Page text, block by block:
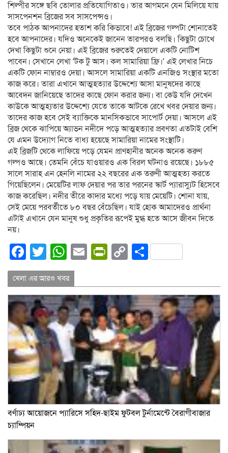
শিল্পীর সঙ্গে ছবি তোলার প্রতিযোগিতাও। তার আগমনে যেন মিলিয়ে যায়
সাসপেনশন ব্রিজের সব সাসপেন্সও।
তবে পাঠক আপনাদের হতাশ করি কিভাবে! এই ব্রিজের গল্পটা শোনাতেই
হবে আপনাদের। যদিও অনেকেই জানেন তারপরও বলছি। কিছুটা চোখে
দেখা কিছুটা শুনে নেয়া। এই ব্রিজের শুরুতেই দেয়ালে একটি নোটিশ
পাবেন। সেখানে লেখা ‘টক টু আস। কল সামারিয়া ফ্রি।’ এই লেখার নিচে
একটি ফোন নাম্বারও দেয়া। আসলে সামারিয়া একটি এনজিও সংস্থার মতো
কাজ করে। তারা এখানে আত্মহত্যার উদ্দেশ্যে আসা মানুষদের কাছে
আবেদন জানিয়েছে তাদের কাছে ফোন করার জন্য। বা কেউ যদি দেখেন
কাউকে আত্মহ্যতার উদ্দেশ্যে যেতে তাকে আটকে রেখে খবর দেয়ার জন্য।
তাদের কাজ হবে সেই ব্যাক্তিকে মানসিকভাবে সাপোর্ট দেয়া। আসলে এই
ব্রিজ থেকে ঝাপিয়ে অ্যাভন নদীদে পড়ে আত্মহত্যার প্রবণতা এতটাই বেশি
যে এমন উদ্যোগ নিতে বাধ্য হয়েছে সামারিয়া নামের সংস্থাটি।
এই ব্রিজটি থেকে লাফিয়ে পড়ে যেমন প্রাণহানীর অনেক অনেক করুণ
গল্পও আছে। তেমনি বেঁচে যাওয়ারও এক বিরল ঘটনাও রয়েছে। ১৮৮৫
সালে সারাহ এন হেনলি নামের ২২ বছরের এক তরুণী আত্মহত্য করতে
গিয়েছিলেন। মেয়েটির লাফ দেয়ার পর তার পরনের স্কার্ট প্যারাস্যুট হিসেবে
কাজ করেছিল। নদীর তীরে কাদার মধ্যে পড়ে যায় মেয়েটি। শোনা যায়,
সেই মেয়ে পরবর্তীতে ৮০ বছর বেঁচেছিল। যাই হোক আমাদেরও প্রার্থনা
এটাই এখানে যেন মানুষ শুধু প্রকৃতির রূপেই মুগ্ধ হতে আসে জীবন দিতে
নয়।
Facebook
Twitter
WhatsApp
EmailPrintFriendly
CopyShare
খেলা এর আরও খবর
বর্ণাঢ্য আয়োজনে প্যারিসে সহিদ-ছাইম ফুটবল টুর্নামেন্টে বৈরাগীবাজার
চ্যাম্পিয়ন